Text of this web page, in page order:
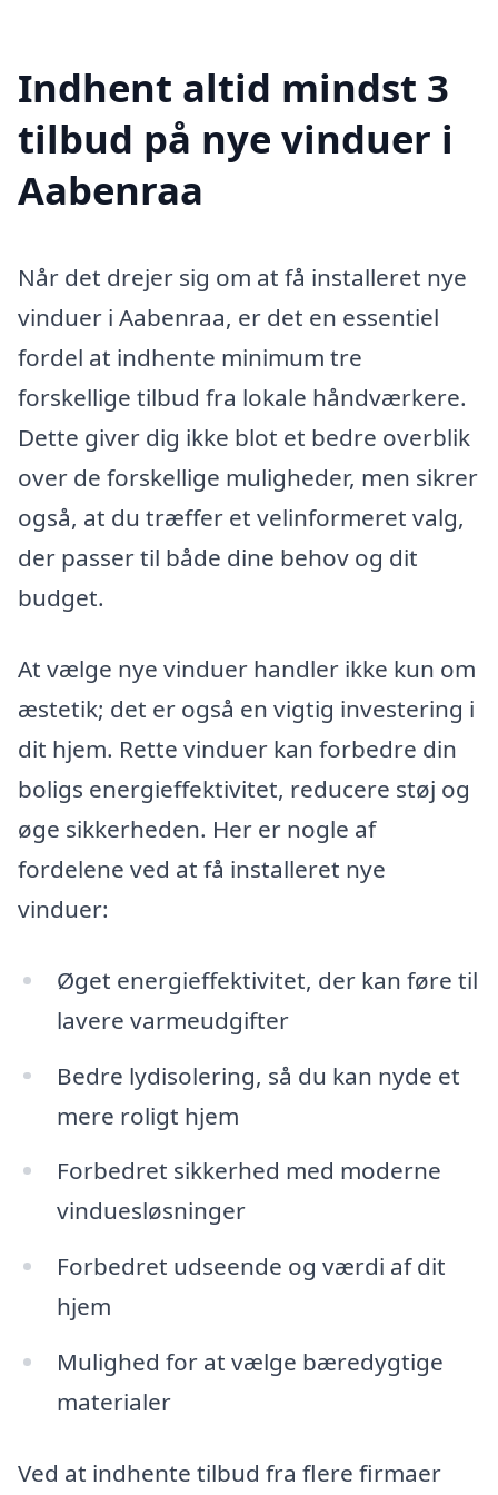
Indhent altid mindst 3
tilbud på nye vinduer i
Aabenraa
Når det drejer sig om at få installeret nye
vinduer i Aabenraa, er det en essentiel
fordel at indhente minimum tre
forskellige tilbud fra lokale håndværkere.
Dette giver dig ikke blot et bedre overblik
over de forskellige muligheder, men sikrer
også, at du træffer et velinformeret valg,
der passer til både dine behov og dit
budget.
At vælge nye vinduer handler ikke kun om
æstetik; det er også en vigtig investering i
dit hjem. Rette vinduer kan forbedre din
boligs energieffektivitet, reducere støj og
øge sikkerheden. Her er nogle af
fordelene ved at få installeret nye
vinduer:
Øget energieffektivitet, der kan føre til
lavere varmeudgifter
Bedre lydisolering, så du kan nyde et
mere roligt hjem
Forbedret sikkerhed med moderne
vinduesløsninger
Forbedret udseende og værdi af dit
hjem
Mulighed for at vælge bæredygtige
materialer
Ved at indhente tilbud fra flere firmaer